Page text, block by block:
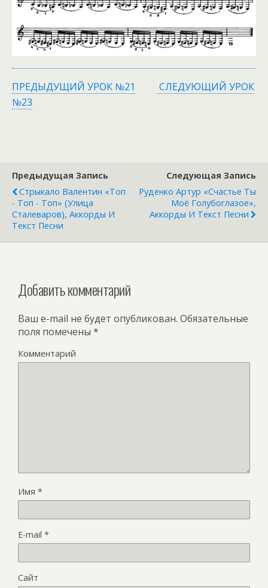
ПРЕДЫДУЩИЙ УРОК №21
СЛЕДУЮЩИЙ УРОК
№23
Предыдущая Запись
Стрыкало Валентин «Топ
- Топ - Топ» (Улица
Сталеваров), Аккорды И
Текст Песни
Следующая Запись
Руденко Артур «Счастье Ты
Моё Голубоглазое»,
Аккорды И Текст Песни
Добавить комментарий
Ваш e-mail не будет опубликован. Обязательные
поля помечены *
Комментарий
Имя *
E-mail *
Сайт